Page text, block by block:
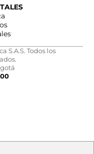
S.A.S. Todos los